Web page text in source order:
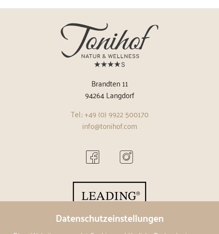
Datenschutzeinstellungen
Brandten 11
94264 Langdorf
Tel.: +49 (0) 9922 500170
info@tonihof.com